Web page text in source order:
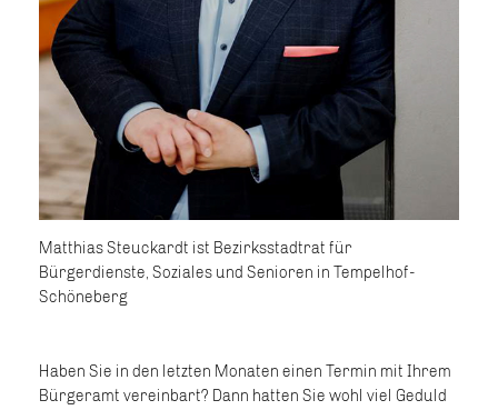
Matthias Steuckardt ist Bezirksstadtrat für
Bürgerdienste, Soziales und Senioren in Tempelhof-
Schöneberg
Haben Sie in den letzten Monaten einen Termin mit Ihrem
Bürgeramt vereinbart? Dann hatten Sie wohl viel Geduld